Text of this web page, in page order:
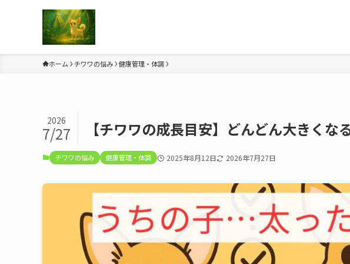
ホーム チワワの悩み 健康管理・体調
【チワワの成長目安】どんどん大きくな
2026
7/27
チワワの悩み 健康管理・体調 2025年8月12日 2026年7月27日